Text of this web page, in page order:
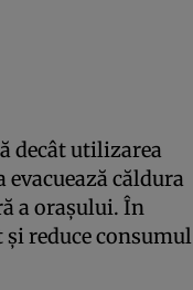
decât utilizarea
căldura
a orașului. În
reduce consumul